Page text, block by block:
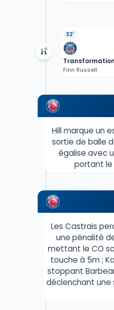
32'
Transformation
Finn Russell
Hill marque un
sortie de balle
égalise avec
portant le
Les Castrais
une pénalité
mettant le CO
touche à 5m ;
stoppant
déclenchant une